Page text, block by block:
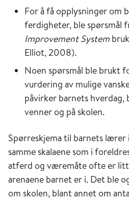
For å få opplysninger om
ferdigheter, ble spørsmål
Improvement System
Elliot, 2008).
Noen spørsmål ble brukt
vurdering av mulige
påvirker barnets hverdag,
venner og på skolen.
Spørreskjema til barnets lærer
samme skalaene som i
atferd og væremåte ofte er
arenaene barnet er i. Det ble
om skolen, blant annet om